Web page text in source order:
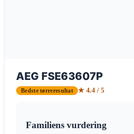
AEG FSE63607P
Bedste tørreresultat ★ 4.4 / 5
Familiens vurdering